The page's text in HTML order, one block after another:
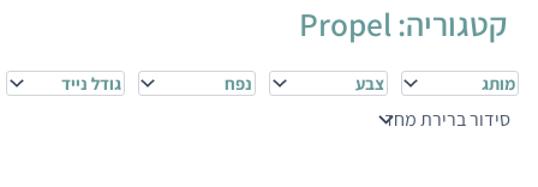
קטגוריה: Propel
מותג צבע נפח גודל נייד